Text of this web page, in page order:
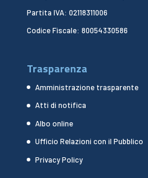
Partita IVA: 02118311006
Codice Fiscale: 80054330586
Trasparenza
Amministrazione trasparente
Atti di notifica
Albo online
Ufficio Relazioni con il Pubblico
Privacy Policy